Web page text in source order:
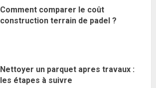
Comment comparer le coût
construction terrain de padel ?
Nettoyer un parquet apres travaux :
les étapes à suivre